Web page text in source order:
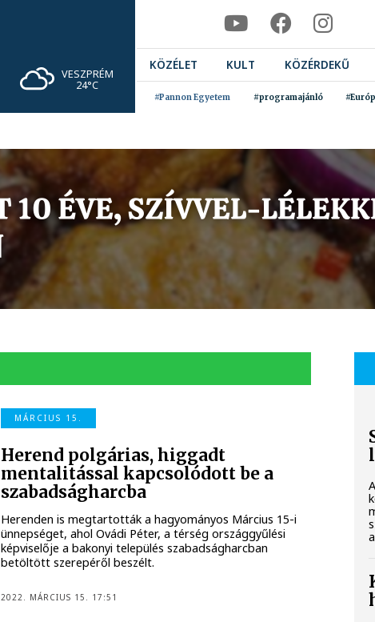
VESZPRÉM
24°C
KÖZÉLET KULT KÖZÉRDEKŰ
#Pannon Egyetem #programajánló
MÁRCIUS 15.
Herend polgárias, higgadt
mentalitással kapcsolódott be a
szabadságharcba
Herenden is megtartották a hagyományos Március 15-i
ünnepséget, ahol Ovádi Péter, a térség országgyűlési
képviselője a bakonyi település szabadságharcban
betöltött szerepéről beszélt.
2022. MÁRCIUS 15. 17:51